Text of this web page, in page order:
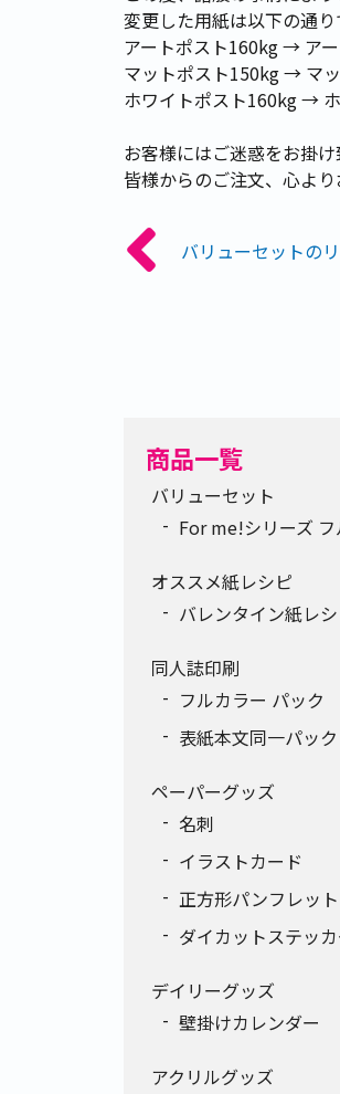
変更した用紙は以下の通り
アートポスト160kg → ア
マットポスト150kg → マ
ホワイトポスト160kg →
お客様にはご迷惑をお掛
皆様からのご注文、心より
バリューセットの
商品一覧
バリューセット
For me!シリーズ フ
オススメ紙レシピ
バレンタイン紙レ
同人誌印刷
フルカラー パック
表紙本文同一パック
ペーパーグッズ
名刺
イラストカード
正方形パンフレット
ダイカットステッ
デイリーグッズ
壁掛けカレンダー
アクリルグッズ